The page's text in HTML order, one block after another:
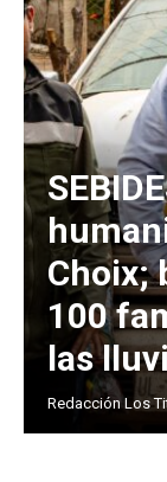
Choix;
100
las
Redacción Los